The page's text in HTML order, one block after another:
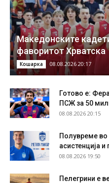
Македонските
фаворитот Хрватска
Кошарка 08.08.2026 20:17
Готово е:
ПСЖ за 50
08.08.2026 20:15
Полувреме
асистенција и
08.08.2026 19:50
Пелегрини е